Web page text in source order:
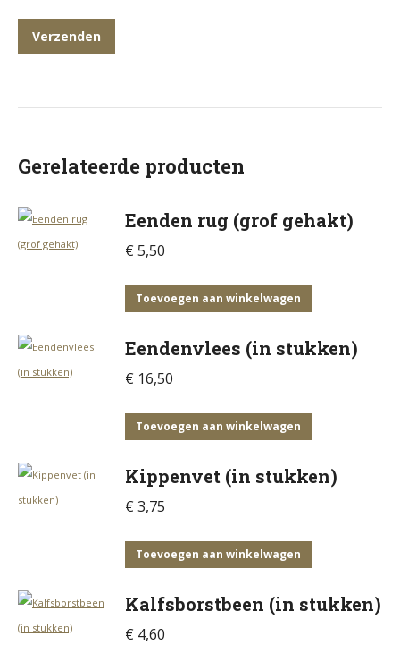
Gerelateerde producten
Eenden rug (grof gehakt)
€ 5,50
Toevoegen aan winkelwagen
Eendenvlees (in stukken)
€ 16,50
Toevoegen aan winkelwagen
Kippenvet (in stukken)
€ 3,75
Toevoegen aan winkelwagen
Kalfsborstbeen (in stukken)
€ 4,60